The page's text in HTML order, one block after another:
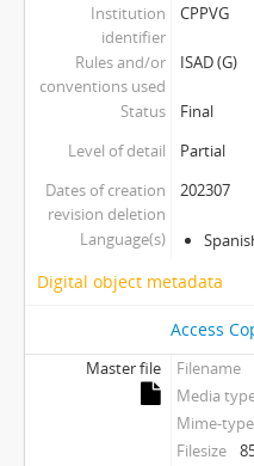
Institution
identifier
CPPVG
Rules and/or
conventions used
ISAD (G)
Status
Final
Level of detail
Partial
Dates of creation
revision deletion
202307
Language(s)
Digital object metadata
Access
Master file Filename
Media
Mime-type
Filesize